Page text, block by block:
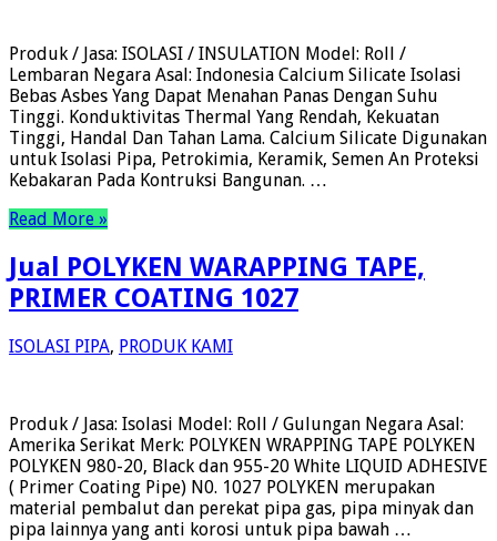
Produk / Jasa: ISOLASI / INSULATION Model: Roll /
Lembaran Negara Asal: Indonesia Calcium Silicate Isolasi
Bebas Asbes Yang Dapat Menahan Panas Dengan Suhu
Tinggi. Konduktivitas Thermal Yang Rendah, Kekuatan
Tinggi, Handal Dan Tahan Lama. Calcium Silicate Digunakan
untuk Isolasi Pipa, Petrokimia, Keramik, Semen An Proteksi
Kebakaran Pada Kontruksi Bangunan. …
Read More »
Jual POLYKEN WARAPPING TAPE,
PRIMER COATING 1027
ISOLASI PIPA, PRODUK KAMI
Produk / Jasa: Isolasi Model: Roll / Gulungan Negara Asal:
Amerika Serikat Merk: POLYKEN WRAPPING TAPE POLYKEN
POLYKEN 980-20, Black dan 955-20 White LIQUID ADHESIVE
( Primer Coating Pipe) N0. 1027 POLYKEN merupakan
material pembalut dan perekat pipa gas, pipa minyak dan
pipa lainnya yang anti korosi untuk pipa bawah …